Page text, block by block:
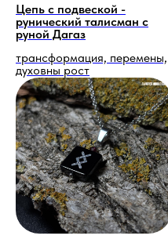
Цепь с подвеской -
рунический талисман с
руной Дагаз
трансформация, перемены,
духовны рост